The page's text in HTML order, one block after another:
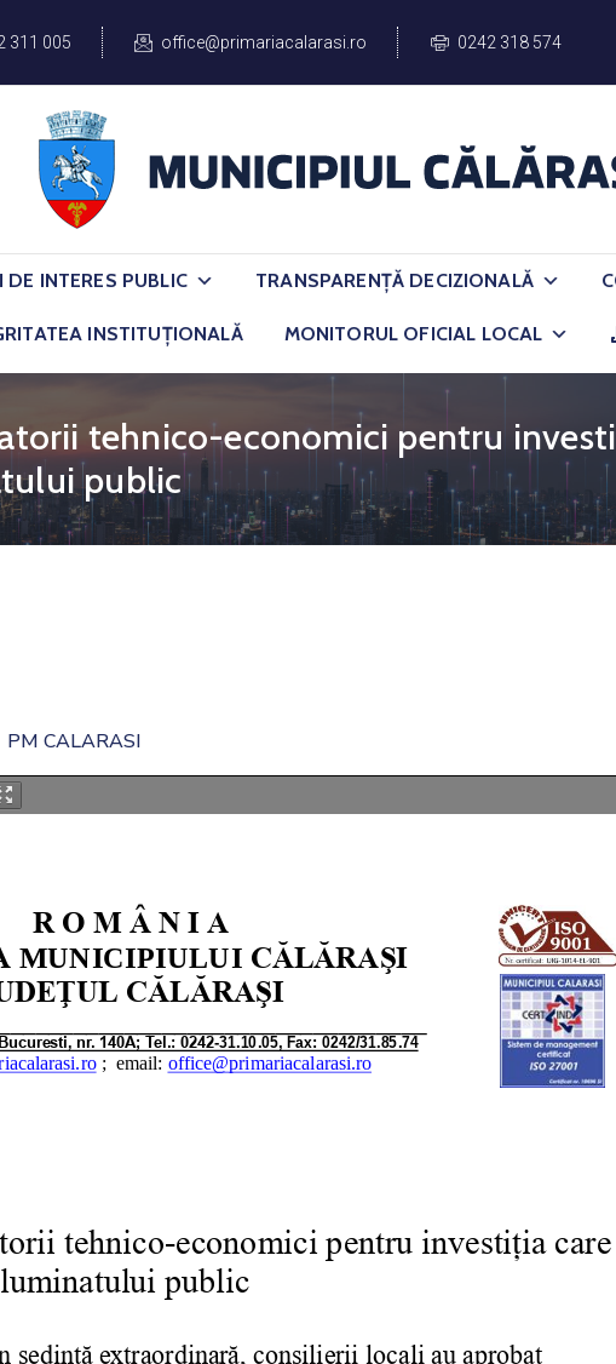
311 005 office@primariacalarasi.ro 0242 318 574
DE INTERES PUBLIC TRANSPARENȚĂ DECIZIONALĂ
INSTITUȚIONALĂ MONITORUL OFICIAL LOCAL
tehnico-economici pentru
public
PM CALARASI